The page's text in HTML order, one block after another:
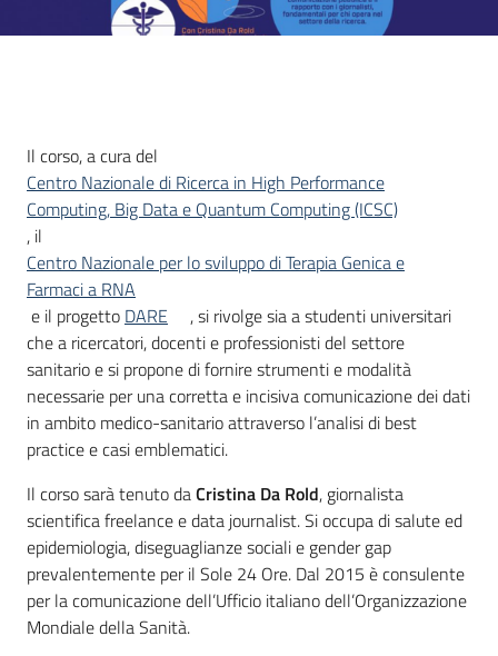
Cos'è
Il corso, a cura del
Centro Nazionale di Ricerca in High Performance
Computing, Big Data e Quantum Computing (ICSC)
, il
Centro Nazionale per lo sviluppo di Terapia Genica e
Farmaci a RNA
e il progetto DARE
, si rivolge sia a studenti universitari
che a ricercatori, docenti e professionisti del settore
sanitario e si propone di fornire strumenti e modalità
necessarie per una corretta e incisiva comunicazione dei dati
in ambito medico-sanitario attraverso l’analisi di best
practice e casi emblematici.
Il corso sarà tenuto daCristina Da Rold, giornalista
scientifica freelance e data journalist. Si occupa di salute ed
epidemiologia, diseguaglianze sociali e gender gap
prevalentemente per il Sole 24 Ore. Dal 2015 è consulente
per la comunicazione dell’Ufficio italiano dell’Organizzazione
Mondiale della Sanità.